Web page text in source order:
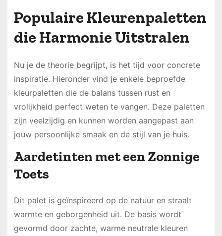
Populaire Kleurenpaletten
die Harmonie Uitstralen
Nu je de theorie begrijpt, is het tijd voor concrete
inspiratie. Hieronder vind je enkele beproefde
kleurpaletten die de balans tussen rust en
vrolijkheid perfect weten te vangen. Deze paletten
zijn veelzijdig en kunnen worden aangepast aan
jouw persoonlijke smaak en de stijl van je huis.
Aardetinten met een Zonnige
Toets
Dit palet is geïnspireerd op de natuur en straalt
warmte en geborgenheid uit. De basis wordt
gevormd door zachte, warme neutrale kleuren